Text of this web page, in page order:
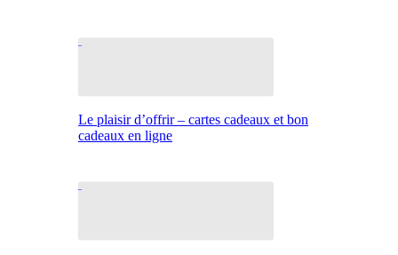
Le plaisir d’offrir – cartes cadeaux et bon
cadeaux en ligne